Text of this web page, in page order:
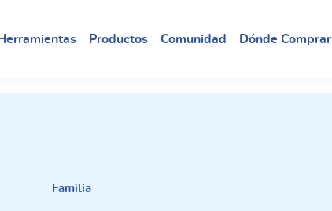
Herramientas Productos Comunidad Dónde Comprar
Familia